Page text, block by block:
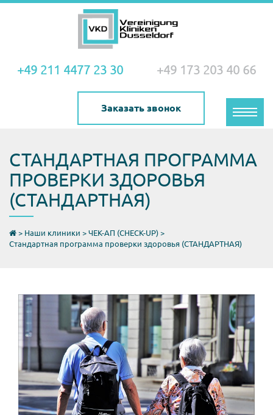
+49 211 4477 23 30 +49 173 203 40 66
Заказать звонок
Toggle
СТАНДАРТНАЯ ПРОГРАММА
ПРОВЕРКИ ЗДОРОВЬЯ
(СТАНДАРТНАЯ)
> Наши клиники > ЧЕК-АП (CHECK-UP) >
Стандартная программа проверки здоровья (СТАНДАРТНАЯ)